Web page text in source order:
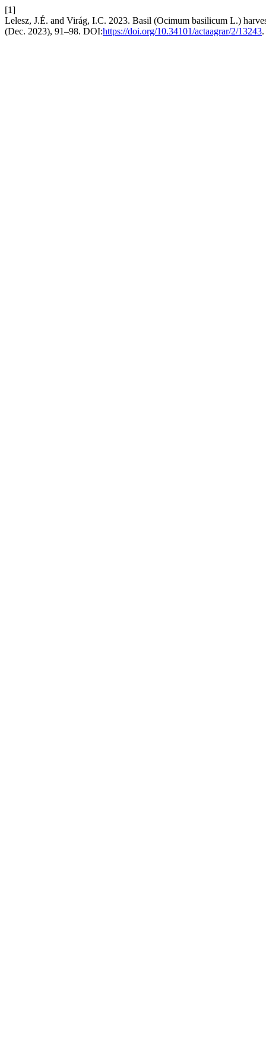
[1]
Lelesz, J.É. and Virág, I.C. 2023. Basil (Ocimum basilicum L.)
(Dec. 2023), 91–98. DOI:https://doi.org/10.34101/actaagrar/2/13243.